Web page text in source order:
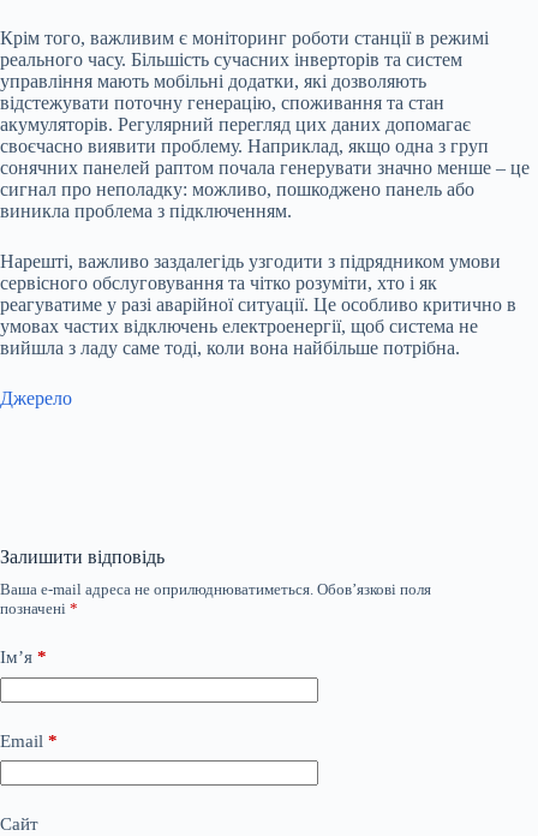
Крім того, важливим є моніторинг роботи станції в режимі
реального часу. Більшість сучасних інверторів та систем
управління мають мобільні додатки, які дозволяють
відстежувати поточну генерацію, споживання та стан
акумуляторів. Регулярний перегляд цих даних допомагає
своєчасно виявити проблему. Наприклад, якщо одна з груп
сонячних панелей раптом почала генерувати значно менше – це
сигнал про неполадку: можливо, пошкоджено панель або
виникла проблема з підключенням.
Нарешті, важливо заздалегідь узгодити з підрядником умови
сервісного обслуговування та чітко розуміти, хто і як
реагуватиме у разі аварійної ситуації. Це особливо критично в
умовах частих відключень електроенергії, щоб система не
вийшла з ладу саме тоді, коли вона найбільше потрібна.
Джерело
Залишити відповідь
Ваша e-mail адреса не оприлюднюватиметься. Обов’язкові поля
позначені *
Ім’я *
Email *
Сайт